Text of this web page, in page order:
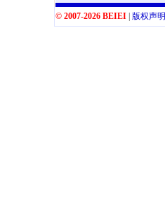
© 2007-2026 BEIEI| 版权声明